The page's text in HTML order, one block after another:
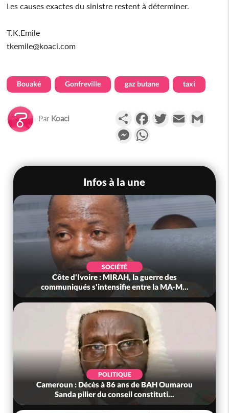
Les causes exactes du sinistre restent à déterminer.
T.K.Emile
tkemile@koaci.com
Bouaké Gonfreville gaz butane taxi
Par Koaci PartagerFacebookTwitterEmail
Messenger
Infos à la une
SOCIÉTÉ
Côte d'Ivoire : MIRAH, la guerre des
communiqués s'intensifie entre la MA-M...
POLITIQUE
Cameroun : Décès à 86 ans de BAH Oumarou
Sanda pilier du conseil constituti...